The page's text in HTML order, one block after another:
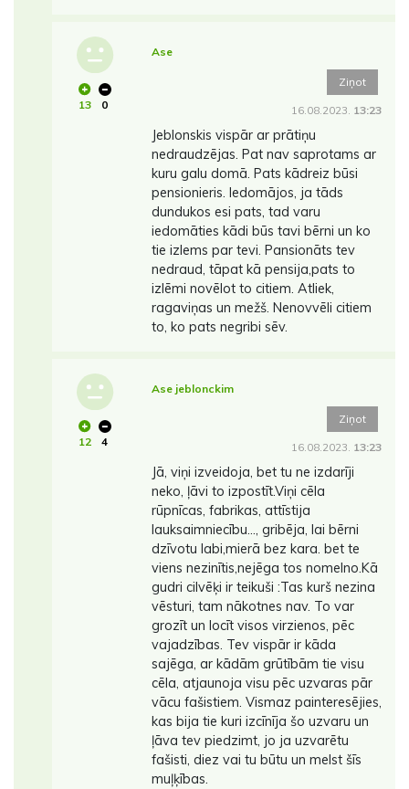
13 0
Ase
Ziņot
16.08.2023. 13:23
Jeblonskis vispār ar prātiņu
nedraudzējas. Pat nav saprotams ar
kuru galu domā. Pats kādreiz būsi
pensionieris. Iedomājos, ja tāds
dundukos esi pats, tad varu
iedomāties kādi būs tavi bērni un ko
tie izlems par tevi. Pansionāts tev
nedraud, tāpat kā pensija,pats to
izlēmi novēlot to citiem. Atliek,
ragaviņas un mežš. Nenovvēli citiem
to, ko pats negribi sēv.
12 4
Ase jeblonckim
Ziņot
16.08.2023. 13:23
Jā, viņi izveidoja, bet tu ne izdarīji
neko, ļāvi to izpostīt.Viņi cēla
rūpnīcas, fabrikas, attīstija
lauksaimniecību..., gribēja, lai bērni
dzīvotu labi,mierā bez kara. bet te
viens nezinītis,nejēga tos nomelno.Kā
gudri cilvēķi ir teikuši :Tas kurš nezina
vēsturi, tam nākotnes nav. To var
grozīt un locīt visos virzienos, pēc
vajadzības. Tev vispār ir kāda
sajēga, ar kādām grūtībām tie visu
cēla, atjaunoja visu pēc uzvaras pār
vācu fašistiem. Vismaz painteresējies,
kas bija tie kuri izcīnīja šo uzvaru un
ļāva tev piedzimt, jo ja uzvarētu
fašisti, diez vai tu būtu un melst šīs
muļķības.